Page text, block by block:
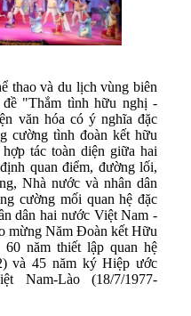
thao và du lịch vùng biên
"Thắm tình hữu nghị -
văn hóa có ý nghĩa đặc
cường tình đoàn kết hữu
tác toàn diện giữa hai
quan điểm, đường lối,
Nhà nước và nhân dân
cường mối quan hệ đặc
dân hai nước Việt Nam -
mừng Năm Đoàn kết Hữu
năm thiết lập quan hệ
và 45 năm ký Hiệp ước
Nam-Lào (18/7/1977-